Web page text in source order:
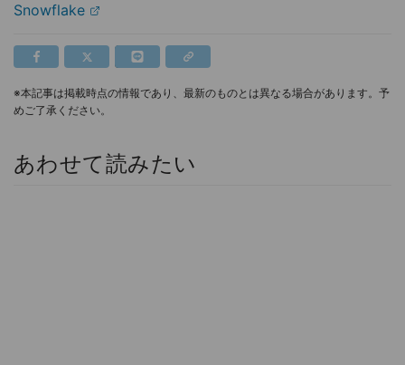
Snowflake
※本記事は掲載時点の情報であり、最新のものとは異なる場合があります。予
めご了承ください。
あわせて読みたい